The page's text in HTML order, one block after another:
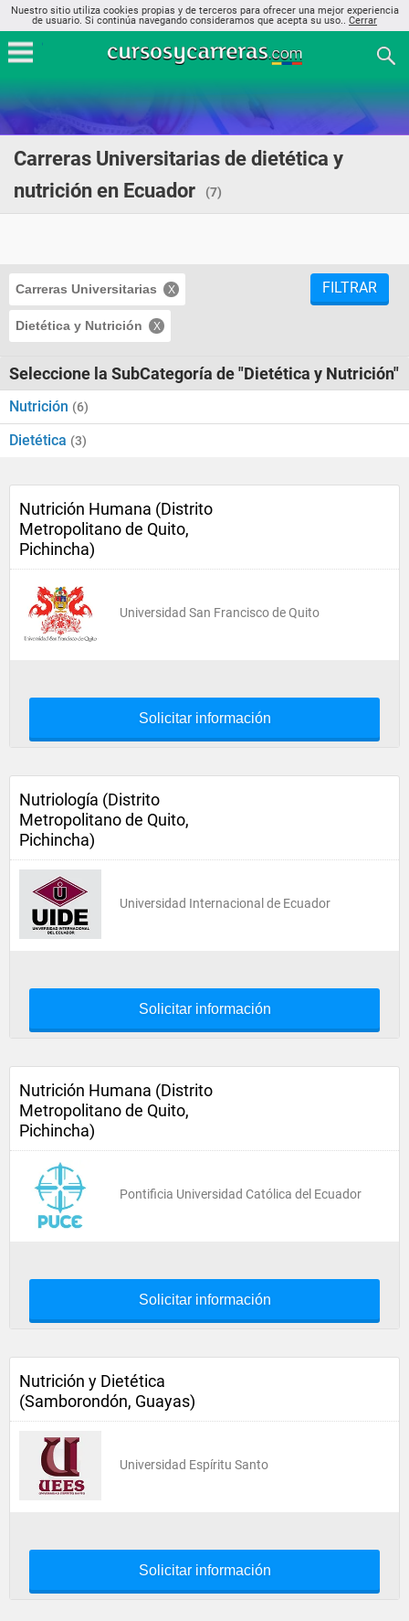
Nuestro sitio utiliza cookies propias y de terceros para ofrecer una mejor experiencia
de usuario. Si continúa navegando consideramos que acepta su uso.. Cerrar
Carreras Universitarias de dietética y
nutrición en Ecuador
(7)
Carreras Universitarias
Dietética y Nutrición
FILTRAR
Seleccione la SubCategoría de "Dietética y Nutrición"
Nutrición (6)
Dietética (3)
Nutrición Humana (Distrito
Metropolitano de Quito,
Pichincha)
Universidad San Francisco de Quito
Solicitar información
Nutriología (Distrito
Metropolitano de Quito,
Pichincha)
Universidad Internacional de Ecuador
Solicitar información
Nutrición Humana (Distrito
Metropolitano de Quito,
Pichincha)
Pontificia Universidad Católica del Ecuador
Solicitar información
Nutrición y Dietética
(Samborondón, Guayas)
Universidad Espíritu Santo
Solicitar información